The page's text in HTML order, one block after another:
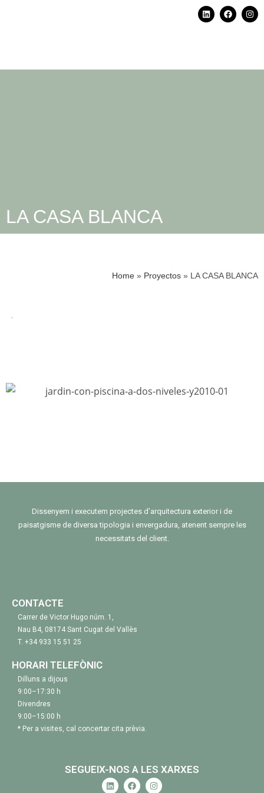
LA CASA BLANCA
Home » Proyectos » LA CASA BLANCA
Dissenyem i executem projectes d’arquitectura exterior i de
paisatgisme de diversa tipologia i envergadura, atenent sempre les
necessitats del client.
CONTACTE
Carrer de Victor Hugo núm. 1,
Nau B4, 08174 Sant Cugat del Vallès
T. +34 933 15 51 25
HORARI TELEFÒNIC
Dilluns a dijous
9:00–17:30 h
Divendres
9:00–15:00 h
* Per a visites, cal concertar cita prèvia.
SEGUEIX-NOS A LES XARXES